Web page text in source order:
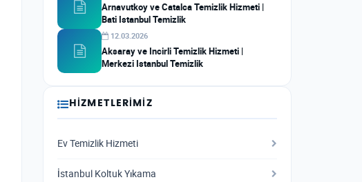
Arnavutkoy ve Catalca Temizlik Hizmeti |
Bati Istanbul Temizlik
12.03.2026
Aksaray ve Incirli Temizlik Hizmeti |
Merkezi Istanbul Temizlik
HIZMETLERIMIZ
Ev Temizlik Hizmeti
İstanbul Koltuk Yıkama